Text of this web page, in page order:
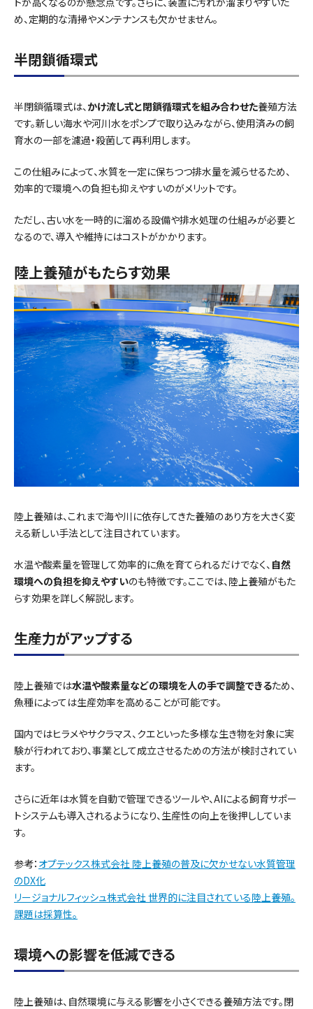
め、定期的な清掃やメンテナンスも欠かせません。
半閉鎖循環式
半閉鎖循環式は、 かけ流し式と閉鎖循環式を組み合わせた養殖方法
です。新しい海水や河川水をポンプで取り込みながら、使用済みの飼
育水の一部を濾過・殺菌して再利用します。
この仕組みによって、水質を一定に保ちつつ排水量を減らせるため、
効率的で環境への負担も抑えやすいのがメリットです。
ただし、古い水を一時的に溜める設備や排水処理の仕組みが必要と
なるので、導入や維持にはコストがかかります。
陸上養殖がもたらす効果
陸上養殖は、これまで海や川に依存してきた養殖のあり方を大きく変
える新しい手法として注目されています。
水温や酸素量を管理して効率的に魚を育てられるだけでなく、 自然
環境への負担を抑えやすいのも特徴です。ここでは、陸上養殖がもた
らす効果を詳しく解説します。
生産力がアップする
陸上養殖では水温や酸素量などの環境を人の手で調整できるため、
魚種によっては生産効率を高めることが可能です。
国内ではヒラメやサクラマス、クエといった多様な生き物を対象に実
験が行われており、事業として成立させるための方法が検討されてい
ます。
さらに近年は水質を自動で管理できるツールや、AIによる飼育サポー
トシステムも導入されるようになり、生産性の向上を後押ししていま
す。
参考： オプテックス株式会社 陸上養殖の普及に欠かせない水質管理
のDX化
リージョナルフィッシュ株式会社 世界的に注目されている陸上養殖。
課題は採算性。
環境への影響を低減できる
陸上養殖は、自然環境に与える影響を小さくできる養殖方法です。閉